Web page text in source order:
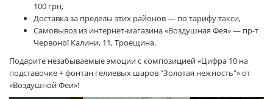
100 грн,
Доставка за пределы этих районов — по тарифу такси,
Самовывоз из интернет-магазина «Воздушная Фея» — пр-т
Червоної Калини, 11, Троещина.
Подарите незабываемые эмоции с композицией «Цифра 10 на
подставочке + фонтан гелиевых шаров "Золотая нежность"» от
«Воздушной Феи»!